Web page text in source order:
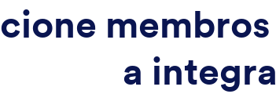
a